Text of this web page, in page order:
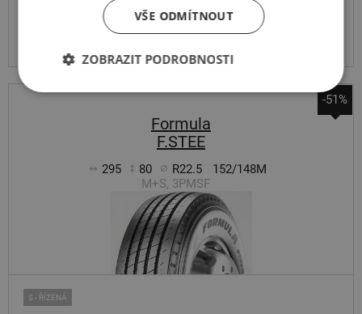
SKLADEM Expedujeme do 2 dnů
Na prodejně v Opavě do 2 dnů.
-51%
Formula
F.STEE
295 80 R22.5
152/148M
M+S, 3PMSF
S - ŘÍZENÁ
VŠE ODMÍTNOUT
ZOBRAZIT PODROBNOSTI